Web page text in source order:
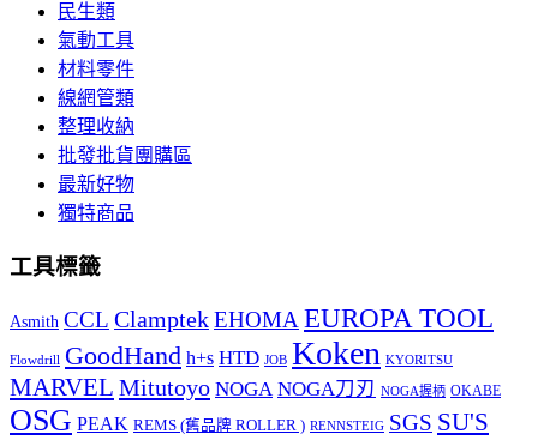
民生類
氣動工具
材料零件
線網管類
整理收納
批發批貨團購區
最新好物
獨特商品
工具標籤
Asmith CCL ClamptekEHOMAEUROPA TOOL
Flowdrill GoodHand h+s HTD JOB Koken KYORITSU
MARVEL Mitutoyo NOGA NOGA刀刃 NOGA握柄 OKABE
OSG PEAK REMS (舊品牌 ROLLER ) RENNSTEIG SGS SU'S